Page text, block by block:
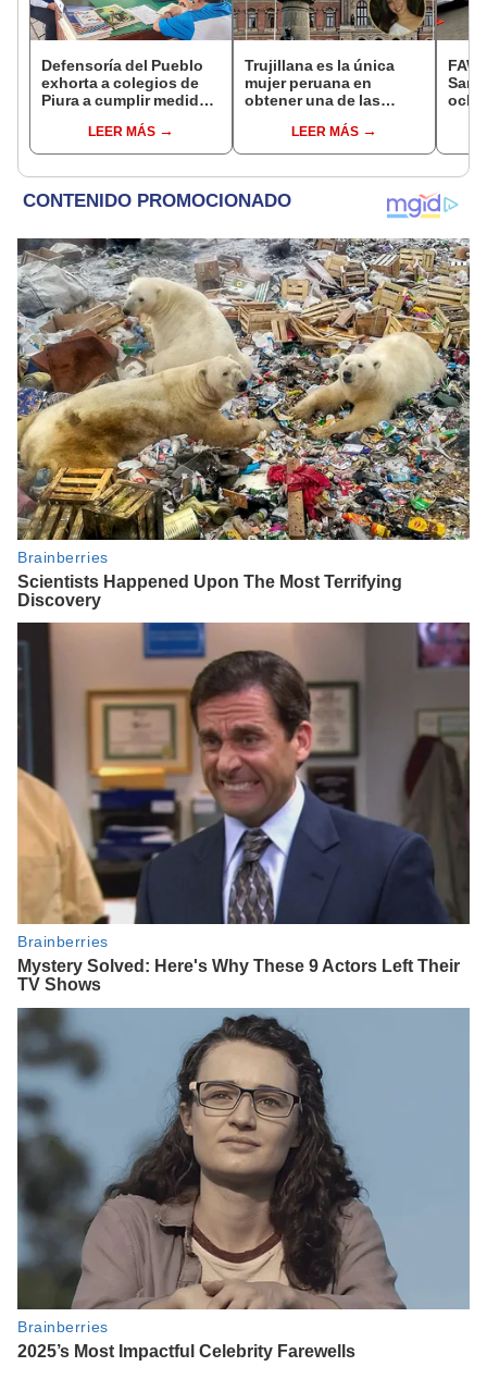
Defensoría del Pueblo
exhorta a colegios de
Piura a cumplir medidas
estudiantes
LEER MÁS
Trujillana es la única
mujer peruana en
obtener una de las
del mundo en 2026
LEER MÁS
San
el